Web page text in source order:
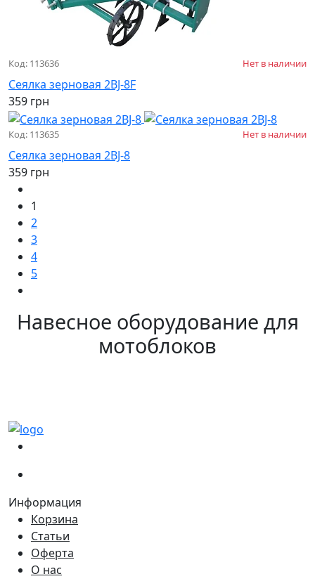
Код: 113636 Нет в наличии
Сеялка зерновая 2BJ-8F
359 грн
Код: 113635 Нет в наличии
Сеялка зерновая 2BJ-8
359 грн
1
2
3
4
5
Навесное оборудование для
мотоблоков
Информация
Корзина
Статьи
Оферта
О нас